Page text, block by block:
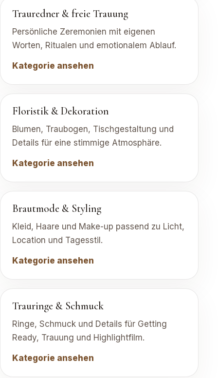
Trauredner & freie Trauung
Persönliche Zeremonien mit eigenen
Worten, Ritualen und emotionalem Ablauf.
Kategorie ansehen
Floristik & Dekoration
Blumen, Traubogen, Tischgestaltung und
Details für eine stimmige Atmosphäre.
Kategorie ansehen
Brautmode & Styling
Kleid, Haare und Make-up passend zu Licht,
Location und Tagesstil.
Kategorie ansehen
Trauringe & Schmuck
Ringe, Schmuck und Details für Getting
Ready, Trauung und Highlightfilm.
Kategorie ansehen